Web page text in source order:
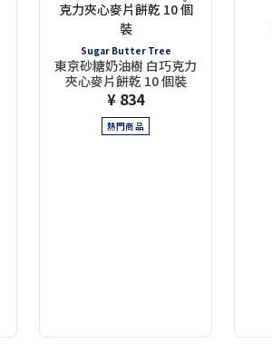
Sugar Butter Tree
東京砂糖奶油樹 白巧克力
夾心麥片餅乾 10 個裝
¥ 834
熱門商品